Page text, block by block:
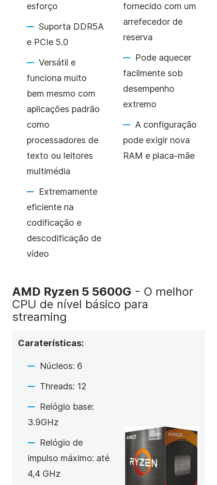
esforço
Suporta DDR5A
e PCIe 5.0
Versátil e
funciona muito
bem mesmo com
aplicações padrão
como
processadores de
texto ou leitores
multimédia
Extremamente
eficiente na
codificação e
descodificação de
vídeo
fornecido com um
arrefecedor de
reserva
Pode aquecer
facilmente sob
desempenho
extremo
A configuração
pode exigir nova
RAM e placa-mãe
AMD Ryzen 5 5600G - O melhor
CPU de nível básico para
streaming
Caraterísticas:
Núcleos: 6
Threads: 12
Relógio base:
3.9GHz
Relógio de
impulso máximo: até
4,4 GHz